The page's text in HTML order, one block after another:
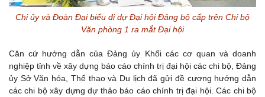
Chi ủy và Đoàn Đại biểu đi dự Đại hội Đảng bộ cấp trên Chi bộ
Văn phòng 1 ra mắt Đại hội
Căn cứ hướng dẫn của Đảng ủy Khối các cơ quan và doanh
nghiệp tỉnh về xây dựng báo cáo chính trị đại hội các chi bộ, Đảng
ủy Sở Văn hóa, Thể thao và Du lịch đã gửi đề cương hướng dẫn
các chi bộ xây dựng dự thảo báo cáo chính trị đại hội. Các chi bộ